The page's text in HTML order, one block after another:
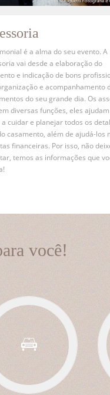
é a alma do seu evento. A
vai desde a elaboração do
e indicação de bons
e acompanhamento
do seu grande dia. Os
diversas funções, eles
a cuidar e planejar todos os
casamento, além de ajudá-los
financeiras. Por isso, não
temos as informações que
você!